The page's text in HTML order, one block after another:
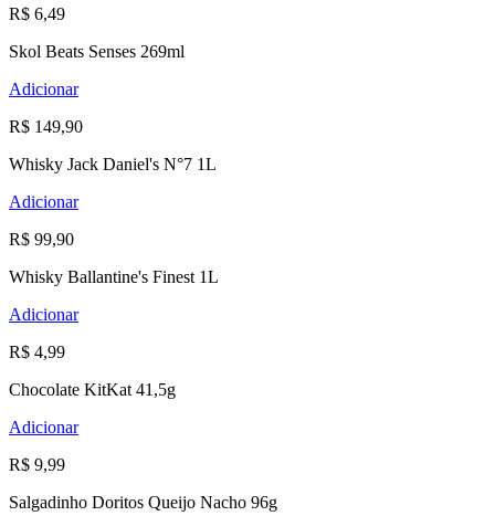
R$ 6,49
Skol Beats Senses 269ml
Adicionar
R$ 149,90
Whisky Jack Daniel's N°7 1L
Adicionar
R$ 99,90
Whisky Ballantine's Finest 1L
Adicionar
R$ 4,99
Chocolate KitKat 41,5g
Adicionar
R$ 9,99
Salgadinho Doritos Queijo Nacho 96g